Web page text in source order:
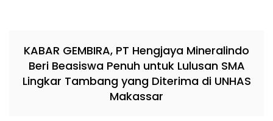
KABAR GEMBIRA, PT Hengjaya Mineralindo
Beri Beasiswa Penuh untuk Lulusan SMA
Lingkar Tambang yang Diterima di UNHAS
Makassar